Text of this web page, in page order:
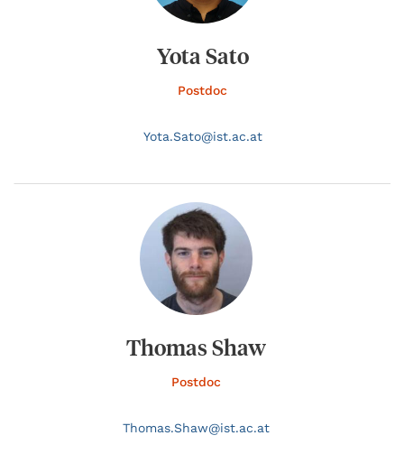
Yota Sato
Postdoc
Yota.Sato@ist.ac.at
Thomas Shaw
Postdoc
Thomas.Shaw@ist.ac.at